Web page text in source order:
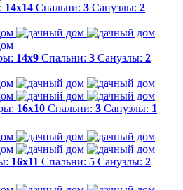
14х14 Спальни: 3 Санузлы: 2
14х9 Спальни: 3 Санузлы: 2
16х10 Спальни: 3 Санузлы: 1
16х11 Спальни: 5 Санузлы: 2